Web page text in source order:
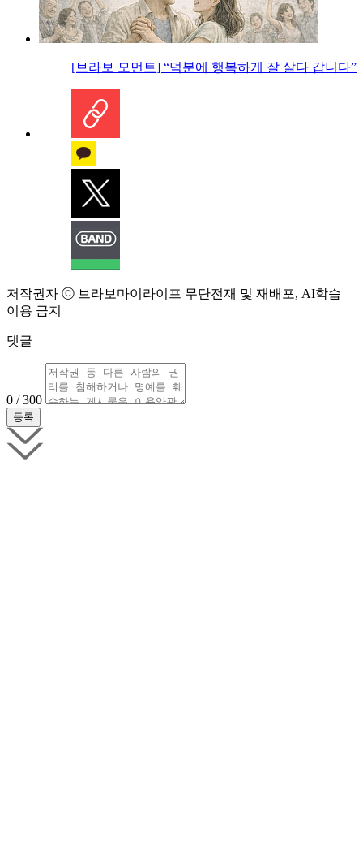
[브라보 모먼트] “덕분에 행복하게 잘 살다 갑니다”
저작권자 ⓒ 브라보마이라이프 무단전재 및 재배포, AI학습
이용 금지
댓글
0 / 300